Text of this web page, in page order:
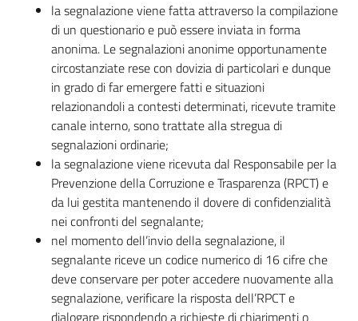
Seguicila segnalazione viene fatta attraverso la compilazione
di un questionario e può essere inviata in forma
anonima. Le segnalazioni anonime opportunamente
circostanziate rese con dovizia di particolari e dunque
in grado di far emergere fatti e situazioni
relazionandoli a contesti determinati, ricevute tramite
canale interno, sono trattate alla stregua di
segnalazioni ordinarie;
la segnalazione viene ricevuta dal Responsabile per la
Prevenzione della Corruzione e Trasparenza (RPCT) e
da lui gestita mantenendo il dovere di confidenzialità
nei confronti del segnalante;
nel momento dell’invio della segnalazione, il
segnalante riceve un codice numerico di 16 cifre che
deve conservare per poter accedere nuovamente alla
segnalazione, verificare la risposta dell’RPCT e
dialogare rispondendo a richieste di chiarimenti o